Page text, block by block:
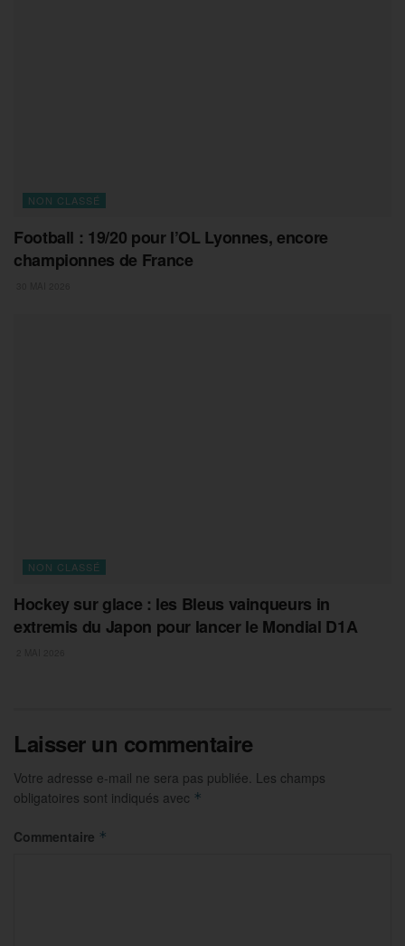
NON CLASSÉ
Football : 19/20 pour l’OL Lyonnes, encore
championnes de France
NON CLASSÉ
Hockey sur glace : les Bleus vainqueurs in
extremis du Japon pour lancer le Mondial D1A
Laisser un commentaire
Votre adresse e-mail ne sera pas publiée. Les champs
obligatoires sont indiqués avec *
Commentaire *